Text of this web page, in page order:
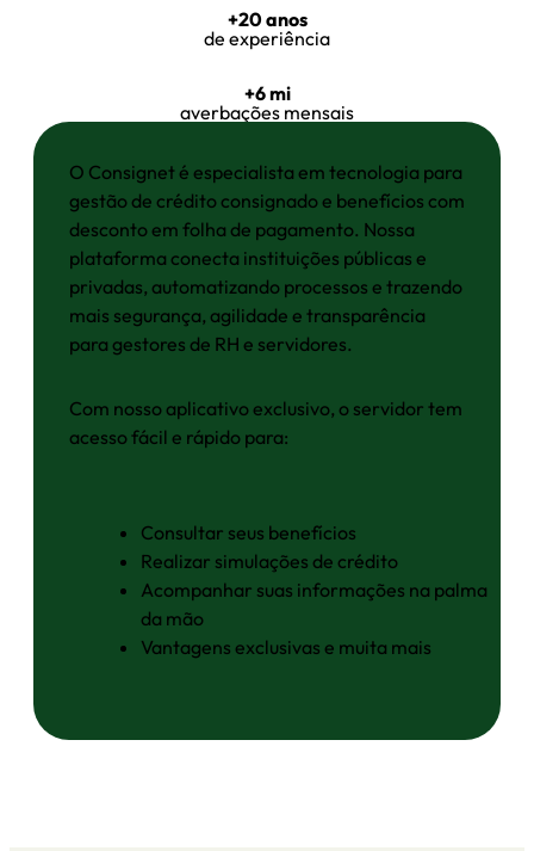
+20 anos
de experiência
+6 mi
averbações mensais
O Consignet é especialista em tecnologia para
gestão de crédito consignado e benefícios com
desconto em folha de pagamento. Nossa
plataforma conecta instituições públicas e
privadas, automatizando processos e trazendo
mais segurança, agilidade e transparência
para gestores de RH e servidores.
Com nosso aplicativo exclusivo, o servidor tem
acesso fácil e rápido para:
Consultar seus benefícios
Realizar simulações de crédito
Acompanhar suas informações na palma
da mão
Vantagens exclusivas e muita mais